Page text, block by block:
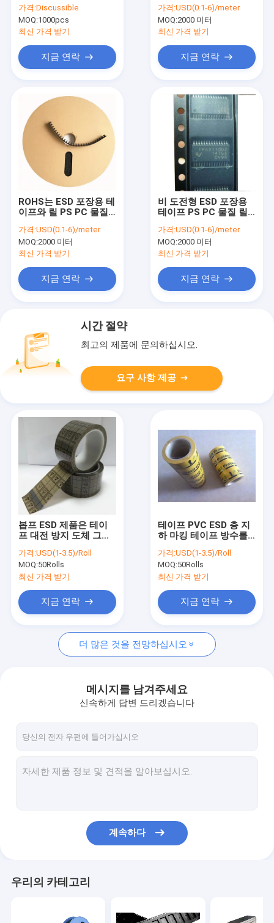
제품 소개
회로 IC 포장
가격:Discussible
MOQ:1000pcs
최신 가격 받기
지금 연락
가격:USD(0.1-6)/meter
MOQ:2000 미터
최신 가격 받기
지금 연락
ROHS는 ESD 포장용 테
이프와 릴 PS PC 물질
다
가격:USD(0.1-6)/meter
MOQ:2000 미터
최신 가격 받기
지금 연락
비 도전형 ESD 포장용
테이프 PS PC 물질 릴
가격:USD(0.1-6)/meter
MOQ:2000 미터
최신 가격 받기
지금 연락
시간 절약
최고의 제품에 문의하십시오.
요구 사항 제공
봅프 ESD 제품은 테이
프 대전 방지 도체 그리
이프를 그리드를 설치합
니다
가격:USD(1-3.5)/Roll
MOQ:50Rolls
최신 가격 받기
지금 연락
테이프 PVC ESD 층 지
하 마킹 테이프 방수를
가격:USD(1-3.5)/Roll
MOQ:50Rolls
최신 가격 받기
지금 연락
더 많은 것을 전망하십시오
메시지를 남겨주세요
신속하게 답변 드리겠습니다
계속하다
우리의 카테고리